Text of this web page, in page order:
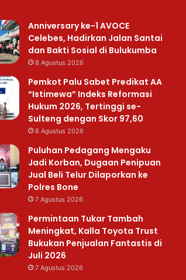
Anniversary ke-1 AVOCE
Celebes, Hadirkan Jalan Santai
dan Bakti Sosial di Bulukumba
8 Agustus 2026
Pemkot Palu Sabet Predikat AA
“Istimewa” Indeks Reformasi
Hukum 2026, Tertinggi se-
Sulteng dengan Skor 97,60
8 Agustus 2026
Puluhan Pedagang Mengaku
Jadi Korban, Dugaan Penipuan
Jual Beli Telur Dilaporkan ke
Polres Bone
7 Agustus 2026
Permintaan Tukar Tambah
Meningkat, Kalla Toyota Trust
Bukukan Penjualan Fantastis di
Juli 2026
7 Agustus 2026